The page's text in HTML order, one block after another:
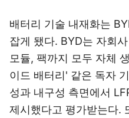
배터리 기술 내재화는
잡게 됐다. BYD는 자회
모듈, 팩까지 모두 자체
이드 배터리' 같은 독자
성과 내구성 측면에서
제시했다고 평가받는다.